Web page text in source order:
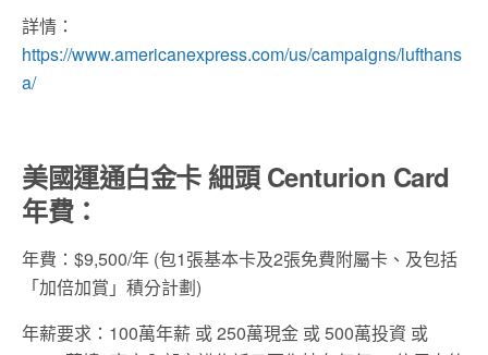
詳情：
https://www.americanexpress.com/us/campaigns/lufthans
a/
美國運通白金卡 細頭 Centurion Card
年費：
年費：$9,500/年 (包1張基本卡及2張免費附屬卡、及包括
「加倍加賞」積分計劃)
年薪要求：100萬年薪 或 250萬現金 或 500萬投資 或